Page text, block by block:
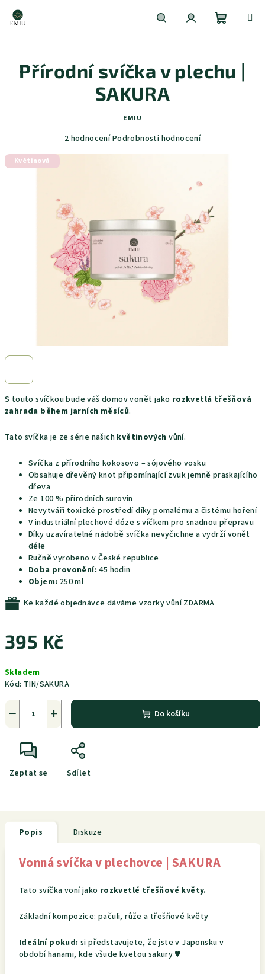
obsah
košík
S touto svíčkou bude váš domov vonět jako rozkvetlá třešňová
zahrada během jarních měsíců.
Tato svíčka je ze série našich květinových vůní.
Svíčka z přírodního kokosovo – sójového vosku
Obsahuje dřevěný knot připomínající zvuk jemně praskajícího
dřeva
Ze 100 % přírodních surovin
Nevytváří toxické prostředí díky pomalému a čistému hoření
V industriální plechové dóze s víčkem pro snadnou přepravu
Díky uzavíratelné nádobě svíčka nevyčichne a vydrží vonět
déle
Ručně vyrobeno v České republice
Doba provonění: 45 hodin
Objem: 250 ml
Ke každé objednávce dáváme vzorky vůní ZDARMA
395 Kč
cena:
Skladem
Kód: TIN/SAKURA
+
− Do košíku
Zeptat se Sdílet
Přírodní svíčka v plechu |
SAKURA
EMIU
Průměrné
5
hvězdiček.
2 hodnoceníPodrobnosti hodnocení
Květinová
Popis Diskuze
Vonná svíčka v plechovce | SAKURA
Tato svíčka voní jako rozkvetlé třešňové květy.
Základní kompozice: pačuli, růže a třešňové květy
Ideální pokud: si představujete, že jste v Japonsku v
období hanami, kde všude kvetou sakury ♥